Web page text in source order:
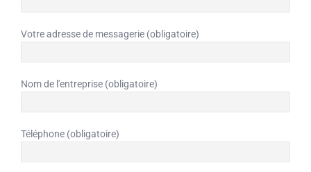
Votre adresse de messagerie (obligatoire)
Nom de l'entreprise (obligatoire)
Téléphone (obligatoire)